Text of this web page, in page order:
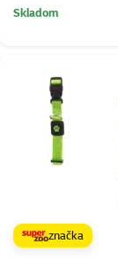
Skladom
značka